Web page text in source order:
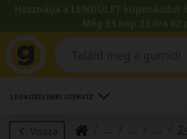
Használja a LENDÜLET
Még 53 nap 23 óra 02
LEGKÖZELEBBI SZERVIZ
Vissza